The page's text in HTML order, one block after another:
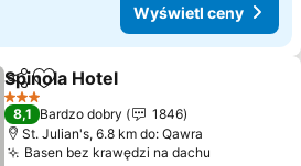
Wyświetl ceny
Udostępnij
Dodaj do ulubionych
Spinola Hotel
3 Kategoria
8,1 Bardzo dobry
1846
St. Julian's, 6.8 km do: Qawra
Basen bez krawędzi na dachu